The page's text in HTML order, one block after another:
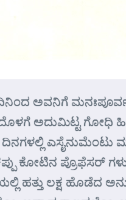
ಅವನಿಗೆ
ಅದುಮಿಟ್ಟ ಗೋಧಿ
ಎಸೈನುಮೆಂಟು
ಕೋಟಿನ ಪ್ರೊಫೆಸರ್
ಹತ್ತು ಲಕ್ಷ ಹೊಡೆದ